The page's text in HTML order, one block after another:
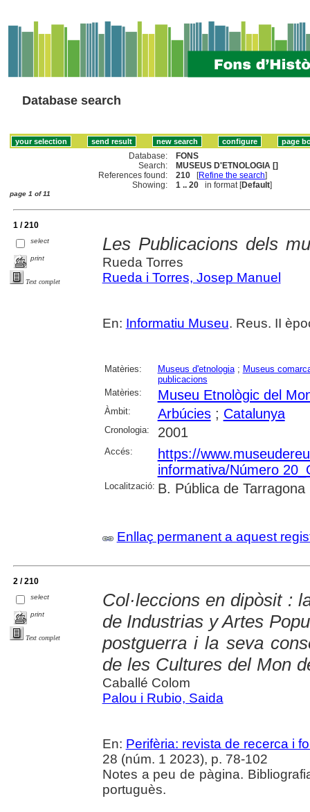
Database search
Database:
FONS
Search:
MUSEUS D'ETNOLOGIA []
References found:
210 [Refine the search]
Showing:
1 .. 20 in format [Default]
page 1 of 11
1 / 210
select
print
Text complet
Les Publicacions dels
Rueda Torres
Rueda i Torres, Josep Manuel
En: Informatiu Museu. Reus. II
Matèries: Museus d'etnologia; Museus
publicacions
Matèries:
Museu Etnològic del
Àmbit: Arbúcies; Catalunya
Cronologia: 2001
Accés:
https://
informativa/Número
Localització: B. Pública de Tarragona
Enllaç permanent a aquest
2 / 210
select
print
Text complet
Col·leccions en dipòsit :
de Industrias y Artes
postguerra i la seva
de les Cultures del Mon
Caballé Colom
Palou i Rubio, Saida
En: Perifèria: revista de recerca i
28 (núm. 1 2023), p. 78-102
Notes a peu de pàgina.
portuguès.